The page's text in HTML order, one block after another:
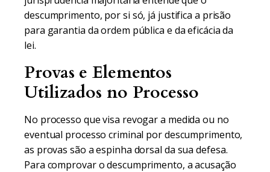
descumprimento, por si só, já justifica a prisão
para garantia da ordem pública e da eficácia da
lei.
Provas e Elementos
Utilizados no Processo
No processo que visa revogar a medida ou no
eventual processo criminal por descumprimento,
as provas são a espinha dorsal da sua defesa.
Para comprovar o descumprimento, a acusação